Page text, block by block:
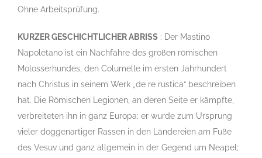
Ohne Arbeitsprüfung.
KURZER GESCHICHTLICHER ABRISS : Der Mastino
Napoletano ist ein Nachfahre des großen römischen
Molosserhundes, den Columelle im ersten Jahrhundert
nach Christus in seinem Werk „de re rustica“ beschreiben
hat. Die Römischen Legionen, an deren Seite er kämpfte,
verbreiteten ihn in ganz Europa; er wurde zum Ursprung
vieler doggenartiger Rassen in den Ländereien am Fuße
des Vesuv und ganz allgemein in der Gegend um Neapel;